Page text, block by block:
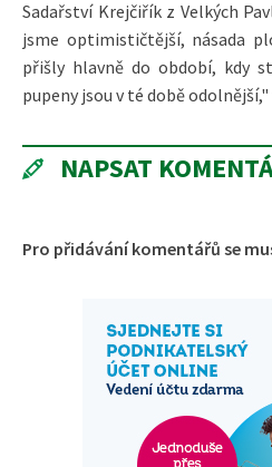
Sadařství Krejčiřík z Velkých
jsme optimističtější, násada
přišly hlavně do období, kdy
pupeny jsou v té době
NAPSAT
Pro přidávání komentářů se